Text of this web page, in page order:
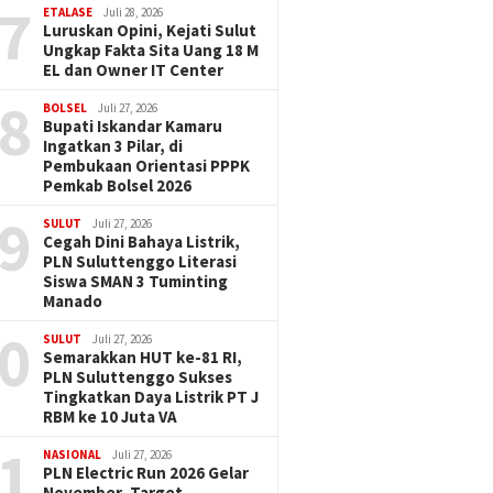
ETALASE Juli 28, 2026
Luruskan Opini, Kejati Sulut
Ungkap Fakta Sita Uang 18 M
EL dan Owner IT Center
BOLSEL Juli 27, 2026
Bupati Iskandar Kamaru
Ingatkan 3 Pilar, di
Pembukaan Orientasi PPPK
Pemkab Bolsel 2026
SULUT Juli 27, 2026
Cegah Dini Bahaya Listrik,
PLN Suluttenggo Literasi
Siswa SMAN 3 Tuminting
Manado
SULUT Juli 27, 2026
Semarakkan HUT ke-81 RI,
PLN Suluttenggo Sukses
Tingkatkan Daya Listrik PT J
RBM ke 10 Juta VA
NASIONAL Juli 27, 2026
PLN Electric Run 2026 Gelar